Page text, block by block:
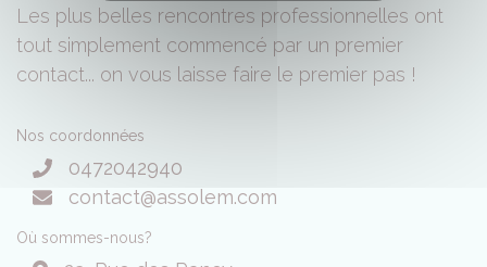
Les plus belles rencontres professionnelles ont
tout simplement commencé par un premier
contact... on vous laisse faire le premier pas !
Nos coordonnées
0472042940
contact@assolem.com
Où sommes-nous?